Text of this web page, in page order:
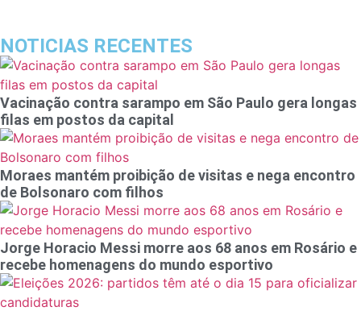
NOTICIAS RECENTES
Vacinação contra sarampo em São Paulo gera longas
filas em postos da capital
Moraes mantém proibição de visitas e nega encontro
de Bolsonaro com filhos
Jorge Horacio Messi morre aos 68 anos em Rosário e
recebe homenagens do mundo esportivo